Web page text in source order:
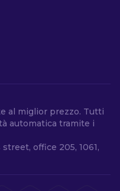
al miglior prezzo. Tutti
automatica tramite i
office 205, 1061,